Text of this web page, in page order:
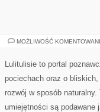
MOŻLIWOŚĆ
Lulitulisie to portal
pociechach oraz o
rozwój w sposób
umiejętności są podawane